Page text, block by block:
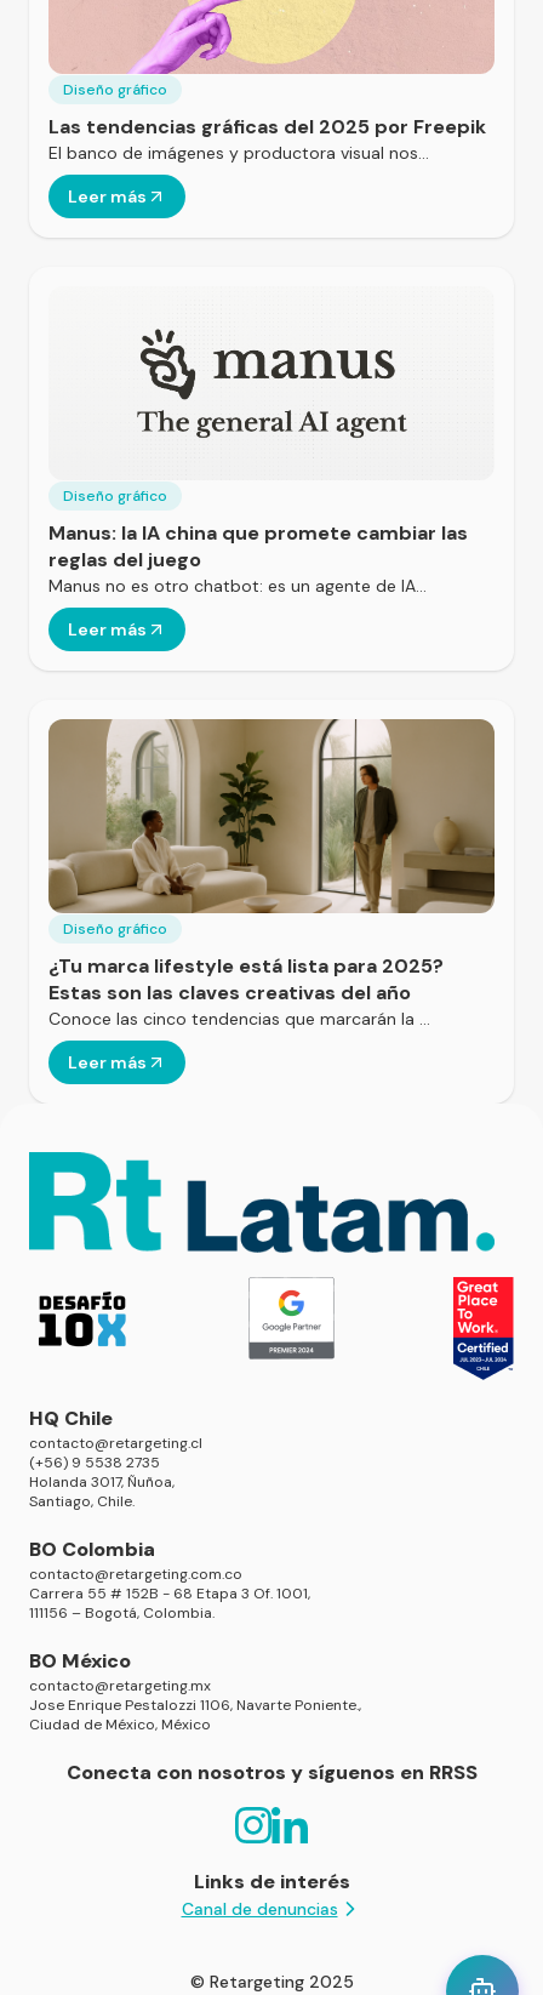
Diseño gráfico
Las tendencias gráficas del 2025 por Freepik
El banco de imágenes y productora visual nos…
Leer más
Diseño gráfico
Manus: la IA china que promete cambiar las
reglas del juego
Manus no es otro chatbot: es un agente de IA…
Leer más
Diseño gráfico
¿Tu marca lifestyle está lista para 2025?
Estas son las claves creativas del año
Conoce las cinco tendencias que marcarán la …
Leer más
HQ Chile
contacto@retargeting.cl
(+56) 9 5538 2735
Holanda 3017, Ñuñoa,
Santiago, Chile.
BO Colombia
contacto@retargeting.com.co
Carrera 55 # 152B - 68 Etapa 3 Of. 1001,
111156 – Bogotá, Colombia.
BO México
contacto@retargeting.mx
Jose Enrique Pestalozzi 1106, Navarte Poniente.,
Ciudad de México, México
Conecta con nosotros y síguenos en RRSS
Links de interés
Canal de denuncias
© Retargeting 2025